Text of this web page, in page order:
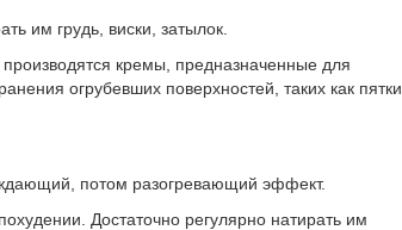
им грудь, виски, затылок.
кремы, предназначенные для
огрубевших поверхностей, таких как пятки,
потом разогревающий эффект.
Достаточно регулярно натирать им